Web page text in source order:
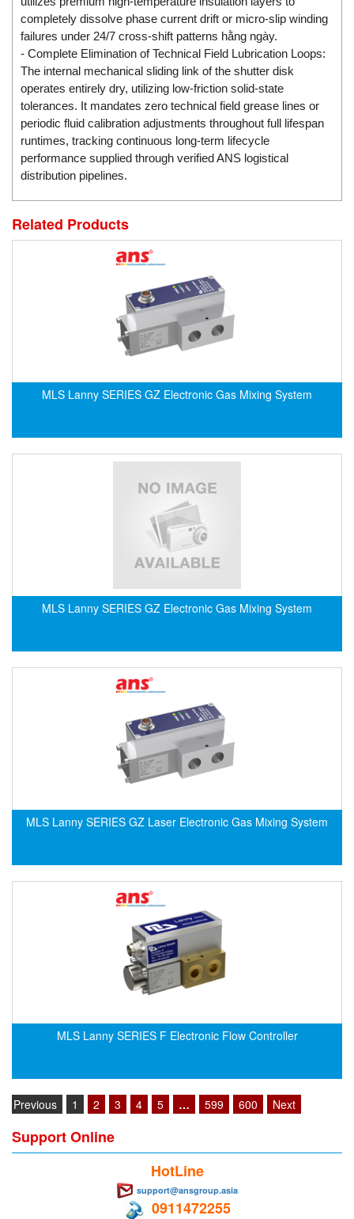
EMC PARTNER
EMCSOSIN
Emerson/Vertiv
EMG
Emotron
ENCEL Vietnam
Endress+Hauser
Enerpac
Environmental Compliance Products
EPE Process Filters & Accumulators
ERE WIRELESS
Erhardt-Leimer
Esa Pyronics
EUCHNER GmbH + Co. KG VietNam
Eurotherm Vietnam
EXOR
FDM/ F.lli Della Marca Srl
FHF (EATON Crouse-Hinds)
Fife/ Maxcess
FineTek
Fireye
completely dissolve phase current drift or micro-slip winding
failures under 24/7 cross-shift patterns hằng ngày.
- Complete Elimination of Technical Field Lubrication Loops:
The internal mechanical sliding link of the shutter disk
operates entirely dry, utilizing low-friction solid-state
tolerances. It mandates zero technical field grease lines or
periodic fluid calibration adjustments throughout full lifespan
runtimes, tracking continuous long-term lifecycle
performance supplied through verified ANS logistical
distribution pipelines.
Related Products
MLS Lanny SERIES GZ Electronic Gas Mixing System
MLS Lanny SERIES GZ Electronic Gas Mixing System
MLS Lanny SERIES GZ Laser Electronic Gas Mixing System
MLS Lanny SERIES F Electronic Flow Controller
Previous 1 2 3 4 5 … 599 600 Next
Support Online
HotLine
support@ansgroup.asia
0911472255